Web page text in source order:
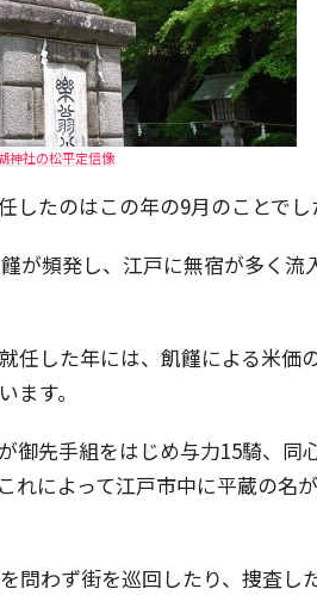
神社の松平定信像
したのはこの年の9月のことでし
が頻発し、江戸に無宿が多く流
任した年には、飢饉による米価
ます。
御先手組をはじめ与力15騎、同
れによって江戸市中に平蔵の名
問わず街を巡回したり、捜査し